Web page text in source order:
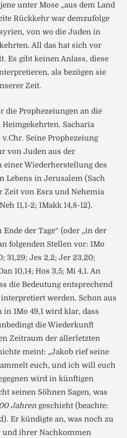
unter Mose „aus dem Land
Rückkehr war demzufolge
von wo die Juden in
All das hat sich vor
Es gibt keinen Anlass, diese
als bezögen sie
Zeit.
die Prophezeiungen an die
Sacharia
Seine Prophezeiung
von Juden aus der
einer Wiederherstellung des
Lebens in Jerusalem (Sach
Zeit von Esra und Nehemia
11,1-2; 1Makk 14,8-12).
der Tage“ (oder „in der
folgenden Stellen vor: 1Mo
31,29; Jes 2,2; Jer 23,20;
10,14; Hos 3,5; Mi 4,1. An
die Bedeutung entsprechend
werden. Schon aus
1Mo 49,1 wird klar, dass
die Wiederkunft
Zeitraum der allerletzten
meint: „Jakob rief seine
euch, und ich will euch
wird in künftigen
seinen Söhnen Sagen, was
Jahren geschieht (beachte:
Er kündigte an, was noch zu
und ihrer Nachkommen